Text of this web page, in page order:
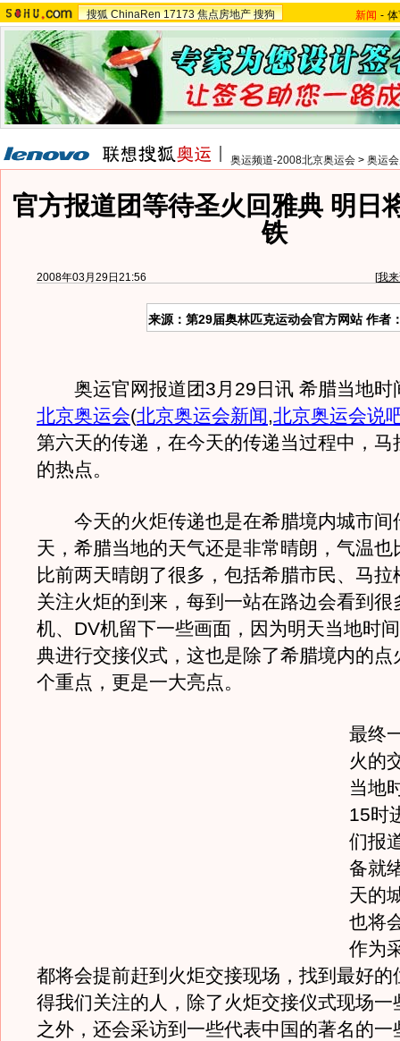
搜狐 ChinaRen 17173 焦点房地产 搜狗 新闻 -
奥运频道-2008北京奥运会 > 奥运
官方报道团等待圣火回雅典 明日
铁
2008年03月29日21:56 [我
来源：第29届奥林匹克运动会官方网站 作者
奥运官网报道团3月29日讯 希腊当地时
北京奥运会(北京奥运会新闻,北京奥运会说
第六天的传递，在今天的传递当过程中，马
的热点。
今天的火炬传递也是在希腊境内城市间
天，希腊当地的天气还是非常晴朗，气温也
比前两天晴朗了很多，包括希腊市民、马拉
关注火炬的到来，每到一站在路边会看到很
机、DV机留下一些画面，因为明天当地时
典进行交接仪式，这也是除了希腊境内的点
个重点，更是一大亮点。
最终
火的
当地
15时
们报
备就
天的
也将
作为
都将会提前赶到火炬交接现场，找到最好的
得我们关注的人，除了火炬交接仪式现场一
之外，还会采访到一些代表中国的著名的一